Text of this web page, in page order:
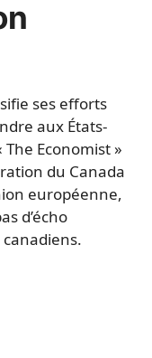
ses efforts
aux États-
Economist »
du Canada
européenne,
d’écho